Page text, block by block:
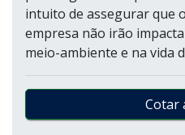
intuito de assegurar que
empresa não irão
meio-ambiente e na vida
Cotar